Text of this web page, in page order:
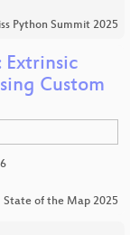
Python Summit 2025
Extrinsic
Custom
6
State of the Map 2025